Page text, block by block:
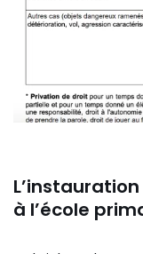
à l’école